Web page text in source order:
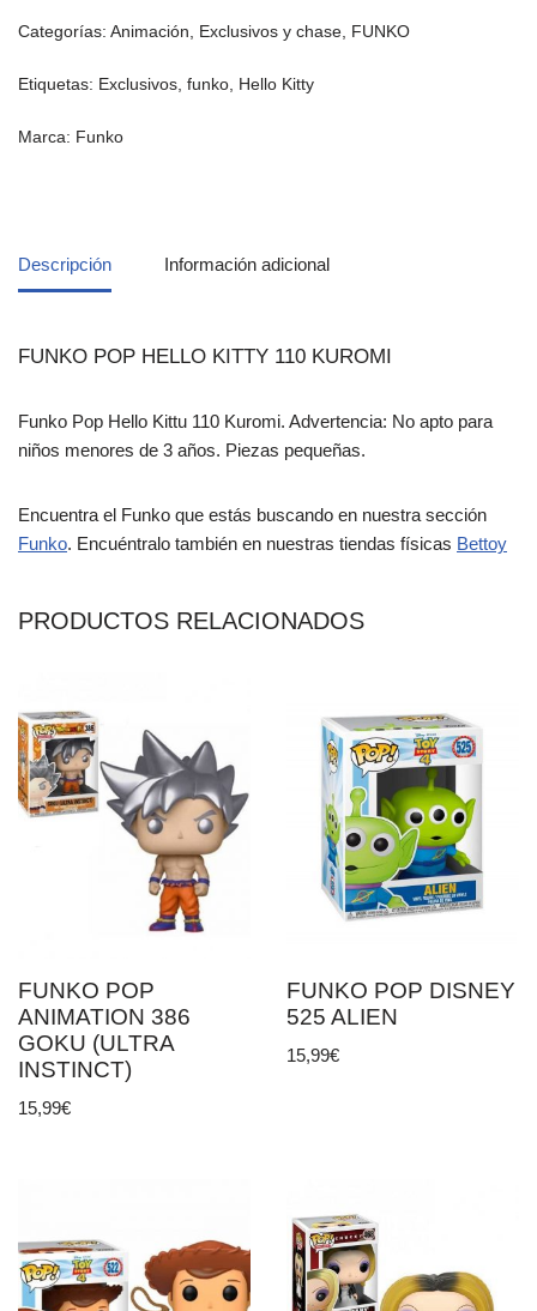
Categorías: Animación Exclusivos y chase FUNKO
Etiquetas: Exclusivos funko Hello Kitty
Marca: Funko
Descripción Información adicional
FUNKO POP HELLO KITTY 110 KUROMI
Funko Pop Hello Kittu 110 Kuromi. Advertencia: No apto para
niños menores de 3 años. Piezas pequeñas.
Encuentra el Funko que estás buscando en nuestra sección
Funko. Encuéntralo también en nuestras tiendas físicas Bettoy
PRODUCTOS RELACIONADOS
FUNKO POP
ANIMATION 386
GOKU (ULTRA
INSTINCT)
15,99€
FUNKO POP DISNEY
525 ALIEN
15,99€